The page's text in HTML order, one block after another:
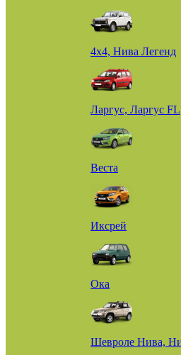
4х4, Нива Легенд
Ларгус, Ларгус FL
Веста
Иксрей
Ока
Шевроле Нива,